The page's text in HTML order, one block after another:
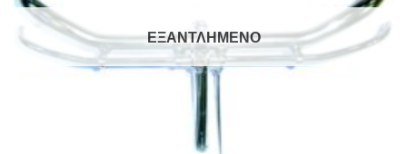
ΕΞΑΝΤΛΗΜΈΝΟ